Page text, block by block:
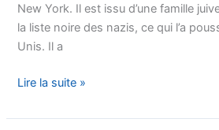
New York. Il est issu d’une famille
la liste noire des nazis, ce qui l’a
Unis. Il a
Biographie
Ludwig
Lire la suite »